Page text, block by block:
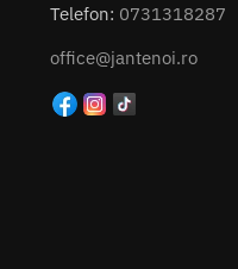
Telefon: 0731318287
office@jantenoi.ro